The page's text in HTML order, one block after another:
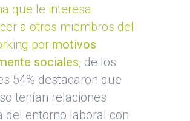
que le interesa
a otros miembros del
por motivos
sociales, de los
54% destacaron que
tenían relaciones
del entorno laboral con